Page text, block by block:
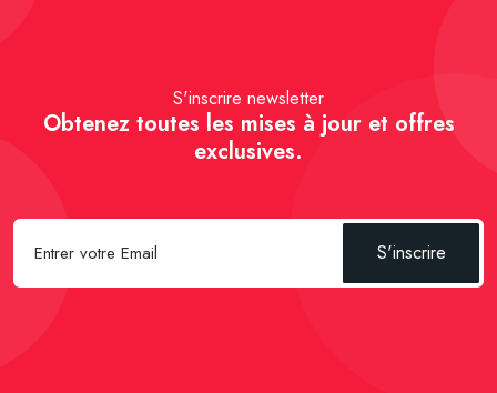
S'inscrire newsletter
Obtenez toutes les mises à jour et offres
exclusives.
S'inscrire